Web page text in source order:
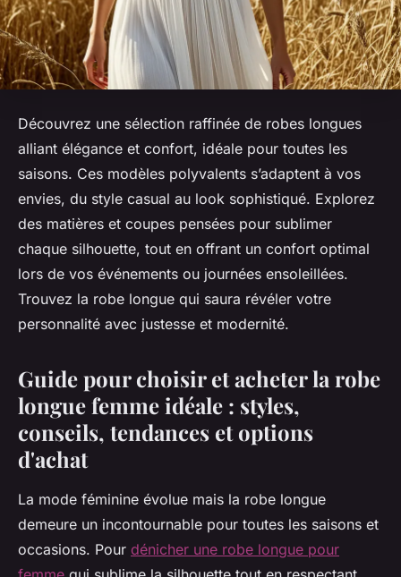
Découvrez une sélection raffinée de robes longues
alliant élégance et confort, idéale pour toutes les
saisons. Ces modèles polyvalents s’adaptent à vos
envies, du style casual au look sophistiqué. Explorez
des matières et coupes pensées pour sublimer
chaque silhouette, tout en offrant un confort optimal
lors de vos événements ou journées ensoleillées.
Trouvez la robe longue qui saura révéler votre
personnalité avec justesse et modernité.
Guide pour choisir et acheter la robe
longue femme idéale : styles,
conseils, tendances et options
d'achat
La mode féminine évolue mais la robe longue
demeure un incontournable pour toutes les saisons et
occasions. Pour dénicher une robe longue pour